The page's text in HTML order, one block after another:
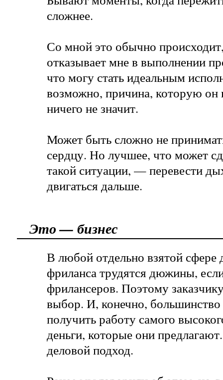
сложнее.
Со мной это обычно
отказывает мне в выполнении
что могу стать идеальным
возможно, причина, которую он
ничего не значит.
Может быть сложно не
сердцу. Но лучшее, что может
такой ситуации, — перевести
двигаться дальше.
Это — бизнес
В любой отдельно взятой сфере
фриланса трудятся дюжины,
фрилансеров. Поэтому
выбор. И, конечно, большинство
получить работу самого
деньги, которые они
деловой подход.